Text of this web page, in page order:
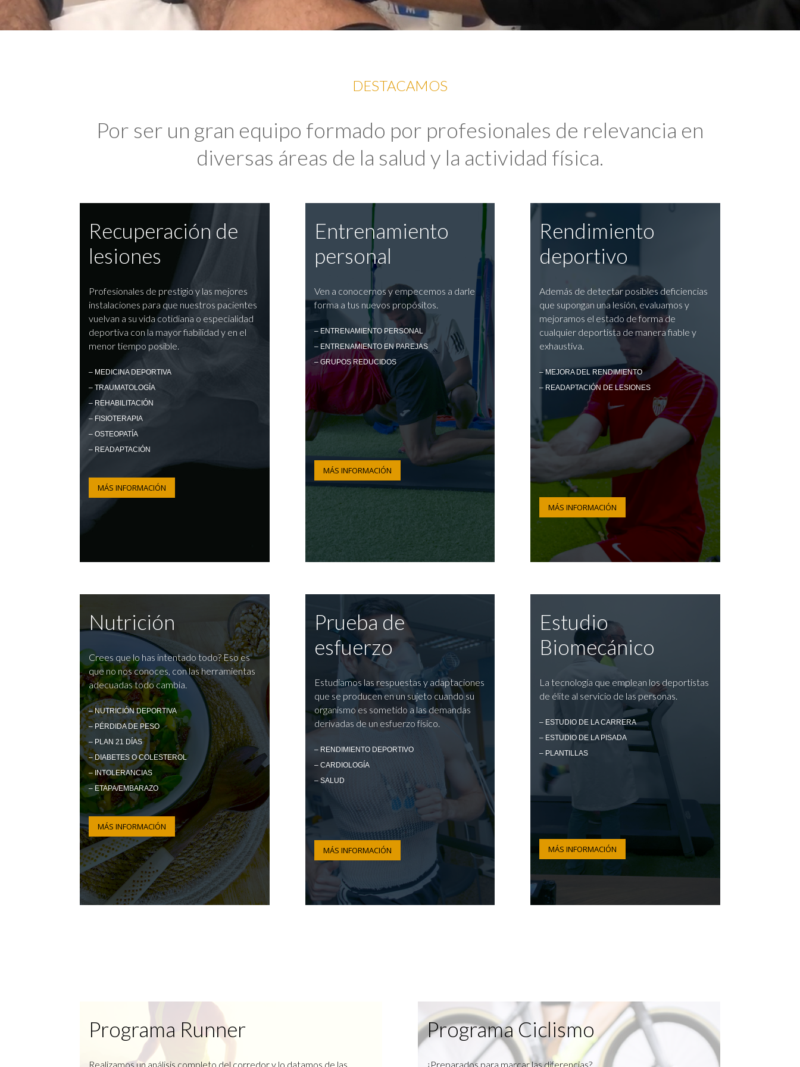
DESTACAMOS
Por ser un gran equipo formado por profesionales de relevancia en
diversas áreas de la salud y la actividad física.
Recuperación de
lesiones
Profesionales de prestigio y las mejores
instalaciones para que nuestros pacientes
vuelvan a su vida cotidiana o especialidad
deportiva con la mayor fiabilidad y en el
menor tiempo posible.
– MEDICINA DEPORTIVA
– TRAUMATOLOGÍA
– REHABILITACIÓN
– FISIOTERAPIA
– OSTEOPATÍA
– READAPTACIÓN
MÁS INFORMACIÓN
Entrenamiento
personal
Ven a conocernos y empecemos a darle
forma a tus nuevos propósitos.
– ENTRENAMIENTO PERSONAL
– ENTRENAMIENTO EN PAREJAS
– GRUPOS REDUCIDOS
MÁS INFORMACIÓN
Rendimiento
deportivo
Además de detectar posibles deficiencias
que supongan una lesión, evaluamos y
mejoramos el estado de forma de
cualquier deportista de manera fiable y
exhaustiva.
– MEJORA DEL RENDIMIENTO
– READAPTACIÓN DE LESIONES
MÁS INFORMACIÓN
Nutrición
Crees que lo has intentado todo? Eso es
que no nos conoces, con las herramientas
adecuadas todo cambia.
– NUTRICIÓN DEPORTIVA
– PÉRDIDA DE PESO
– PLAN 21 DÍAS
– DIABETES O COLESTEROL
– INTOLERANCIAS
– ETAPA/EMBARAZO
MÁS INFORMACIÓN
Prueba de
esfuerzo
Estudiamos las respuestas y adaptaciones
que se producen en un sujeto cuando su
organismo es sometido a las demandas
derivadas de un esfuerzo físico.
– RENDIMIENTO DEPORTIVO
– CARDIOLOGÍA
– SALUD
MÁS INFORMACIÓN
Estudio
Biomecánico
La tecnología que emplean los deportistas
de élite al servicio de las personas.
– ESTUDIO DE LA CARRERA
– ESTUDIO DE LA PISADA
– PLANTILLAS
MÁS INFORMACIÓN
Programa Runner
Realizamos un análisis completo del corredor y lo datamos de las
Programa Ciclismo
¿Preparados para marcar las diferencias?